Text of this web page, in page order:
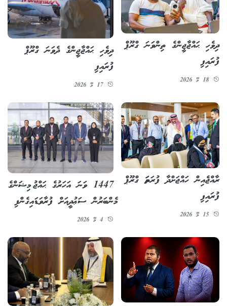
ދިވެހި ޙައްޖާޖީންގެ ތިންވަނަ ގްރޫޕް
ފުރައިފި
18 މޭ 2026
ދިވެހި ޙައްޖާޖީންގެ ދެވަނަ ގްރޫޕް
ފުރައިފި
17 މޭ 2026
ރާއްޖެއިން ހައްޖަށްދާ ފުރަތަމަ ގްރޫޕް
ފުރައިފި
15 މޭ 2026
1447 ވަނަ އަހަރުގެ ޙައްޖު މިޝަންގެ
މެންބަރުން ސަޢުދީއަށް ފުރާވަޑައިގެންފި
4 މޭ 2026